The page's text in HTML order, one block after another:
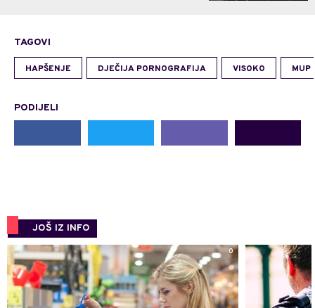
TAGOVI
HAPŠENJE DJEČIJA PORNOGRAFIJA VISOKO MUP
PODIJELI
JOŠ IZ INFO
0